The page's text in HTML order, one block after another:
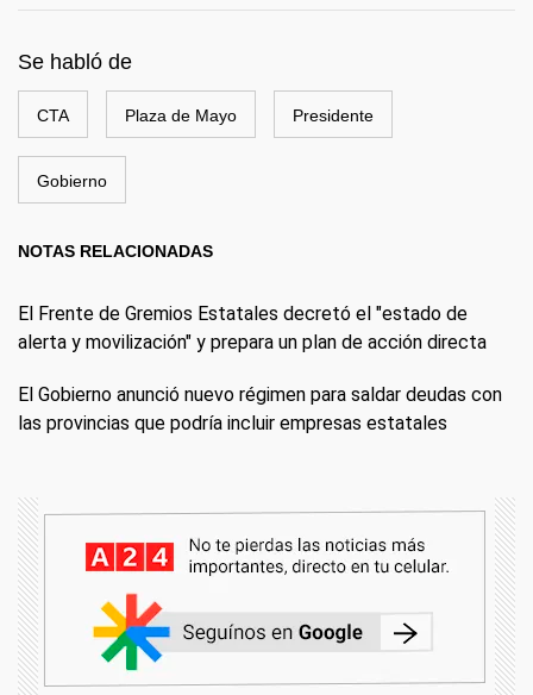
Se habló de
CTA Plaza de Mayo Presidente
Gobierno
NOTAS RELACIONADAS
El Frente de Gremios Estatales decretó el "estado de
alerta y movilización" y prepara un plan de acción directa
El Gobierno anunció nuevo régimen para saldar deudas con
las provincias que podría incluir empresas estatales